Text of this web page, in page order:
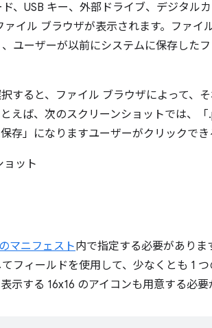
、USB キー、外部ドライブ、デジタル
イル ブラウザが表示されます。ファイ
ユーザーが以前にシステムに保存した
すると、ファイル ブラウザによって、
えば、次のスクリーンショットでは、
存」になりますユーザーがクリックでき
マニフェスト内で指定する必要がありま
フィールドを使用して、少なくとも 1
示する 16x16 のアイコンも用意する必要